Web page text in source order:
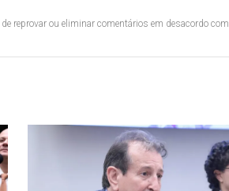
reprovar ou eliminar comentários em desacordo com